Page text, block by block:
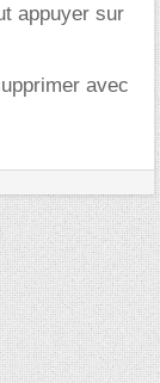
appuyer sur
avec